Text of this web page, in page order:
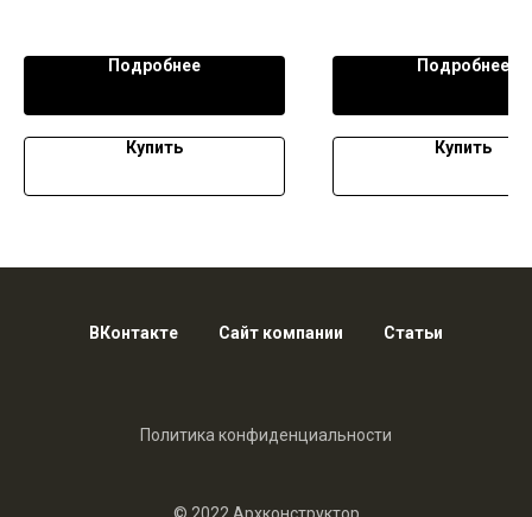
Подробнее
Купить
Подробнее
Купить
ВКонтакте Сайт компании Статьи
Политика конфиденциальности